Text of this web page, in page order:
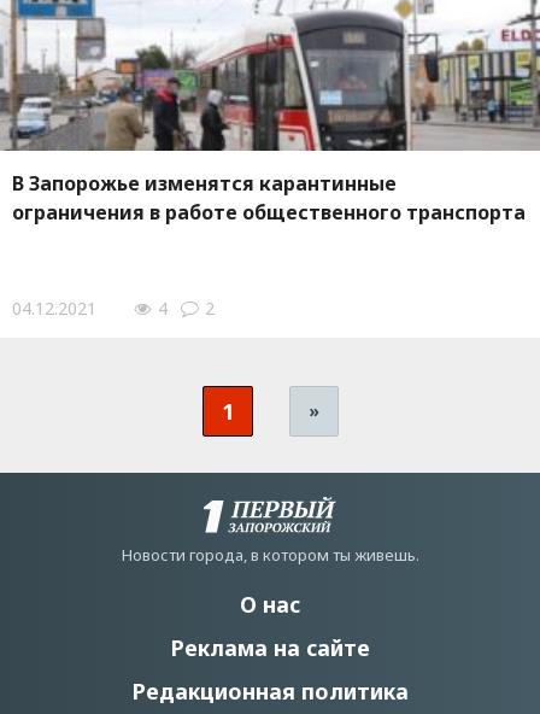
В Запорожье изменятся карантинные
ограничения в работе общественного транспорта
04.12.2021 4 2
1 »
Новости города, в котором ты живешь.
О нас
Реклама на сайте
Редакционная политика